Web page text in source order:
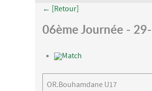
← [Retour]
06ème Journée -
Match
OR.Bouhamdane U17